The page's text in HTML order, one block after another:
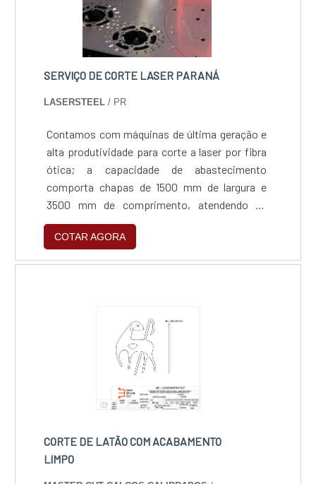
SERVIÇO DE CORTE LASER PARANÁ
LASERSTEEL / PR
Contamos com máquinas de última geração e
alta produtividade para corte a laser por fibra
ótica; a capacidade de abastecimento
comporta chapas de 1500 mm de largura e
3500 mm de comprimento, atendendo as
espessuras de até 16mm em aço carbono,
8mm em aço inox, 4mm em alumínio e 3mm
em latão.
COTAR AGORA
CORTE DE LATÃO COM ACABAMENTO
LIMPO